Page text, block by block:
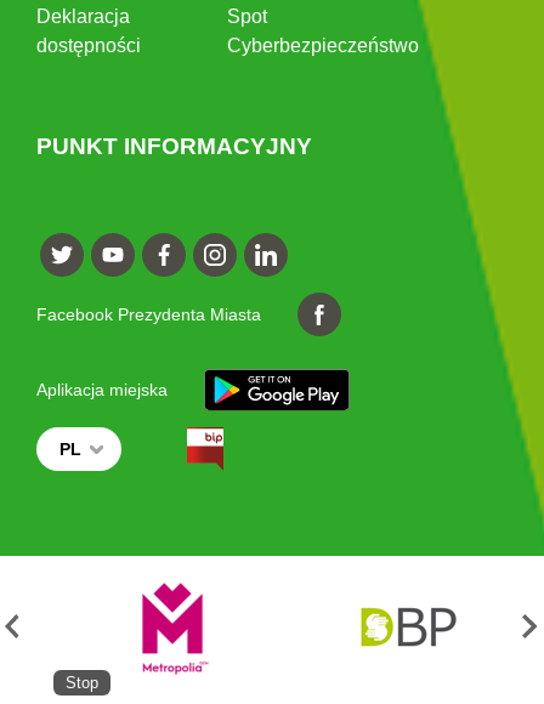
Deklaracja
dostępności
Spot
Cyberbezpieczeństwo
PUNKT INFORMACYJNY
Facebook Prezydenta Miasta
Aplikacja miejska
PL
Stop